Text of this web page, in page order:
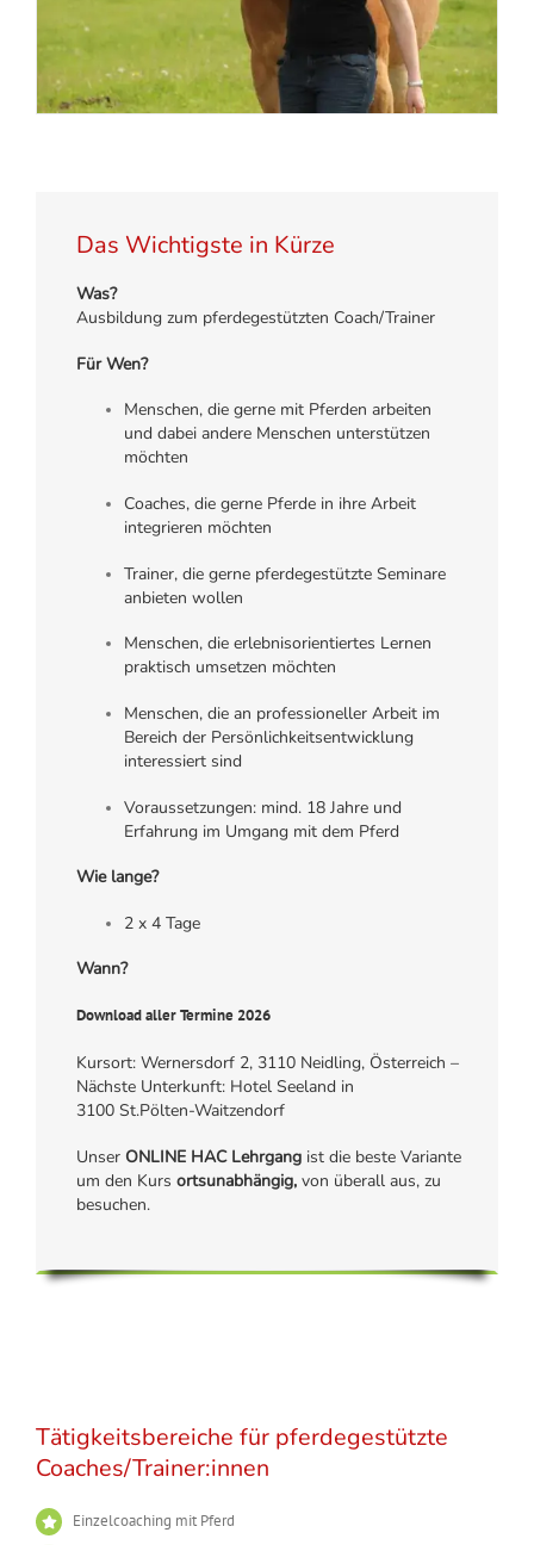
Das Wichtigste in Kürze
Was?
Ausbildung zum pferdegestützten Coach/Trainer
Für Wen?
Menschen, die gerne mit Pferden arbeiten
und dabei andere Menschen unterstützen
möchten
Coaches, die gerne Pferde in ihre Arbeit
integrieren möchten
Trainer, die gerne pferdegestützte Seminare
anbieten wollen
Menschen, die erlebnisorientiertes Lernen
praktisch umsetzen möchten
Menschen, die an professioneller Arbeit im
Bereich der Persönlichkeitsentwicklung
interessiert sind
Voraussetzungen: mind. 18 Jahre und
Erfahrung im Umgang mit dem Pferd
Wie lange?
2 x 4 Tage
Wann?
Download aller Termine 2026
Kursort: Wernersdorf 2, 3110 Neidling, Österreich –
Nächste Unterkunft: Hotel Seeland in
3100 St.Pölten-Waitzendorf
Unser ONLINE HAC Lehrgang ist die beste Variante
um den Kurs ortsunabhängig, von überall aus, zu
besuchen.
Tätigkeitsbereiche für pferdegestützte
Coaches/Trainer:innen
Einzelcoaching mit Pferd